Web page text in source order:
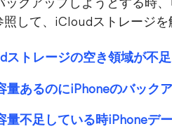
ックアップしようとする時
照して、iCloudストレージ
ストレージの空き領域が不
量あるのにiPhoneのバック
量不足している時iPhoneデ